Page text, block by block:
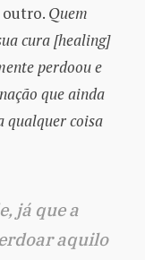
outro. Quem
cura [healing]
perdoou e
que ainda
qualquer coisa
já que a
aquilo